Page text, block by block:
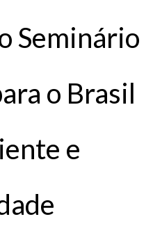
Seminário
o Brasil
e